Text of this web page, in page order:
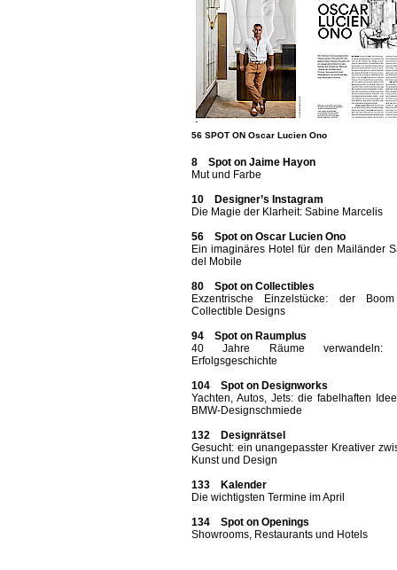
56 SPOT ON Oscar Lucien Ono
8 Spot on Jaime Hayon
Mut und Farbe
10 Designer’s Instagram
Die Magie der Klarheit: Sabine Marcelis
56 Spot on Oscar Lucien Ono
Ein imaginäres Hotel für den Mailänder
del Mobile
80 Spot on Collectibles
Exzentrische Einzelstücke: der
Collectible Designs
94 Spot on Raumplus
40 Jahre Räume verwandeln:
Erfolgsgeschichte
104 Spot on Designworks
Yachten, Autos, Jets: die fabelhaften
BMW-Designschmiede
132 Designrätsel
Gesucht: ein unangepasster Kreativer
Kunst und Design
133 Kalender
Die wichtigsten Termine im April
134 Spot on Openings
Showrooms, Restaurants und Hotels